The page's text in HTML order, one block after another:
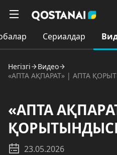
Сериалдар
Негізгі
Видео
«АПТА АҚПАРАТ» | АПТА
«АПТА
23.05.2026